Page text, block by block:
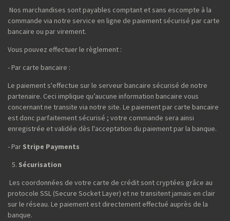
Nos marchandises sont payables comptant et sans escompte à la
commande via notre service en ligne de paiement sécurisé par carte
bancaire ou par virement.
Vous pouvez effectuer le règlement :
- Par carte bancaire :
Le paiement s'effectue sur le serveur bancaire sécurisé de notre
partenaire. Ceci implique qu’aucune information bancaire vous
concernant ne transite via notre site. Le paiement par carte bancaire
est donc parfaitement sécurisé ; votre commande sera ainsi
enregistrée et validée dès l'acceptation du paiement par la banque.
- Par Stripe Payments
Sécurisation
Les coordonnées de votre carte de crédit sont cryptées grâce au
protocole SSL (Secure Socket Layer) et ne transitent jamais en clair
sur le réseau. Le paiement est directement effectué auprès de la
banque.